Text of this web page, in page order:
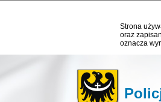
Strona
oraz
oznacza